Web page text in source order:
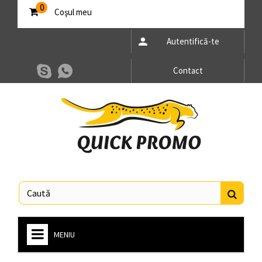
Coşul meu
0
Autentifică-te
Contact
MENIU